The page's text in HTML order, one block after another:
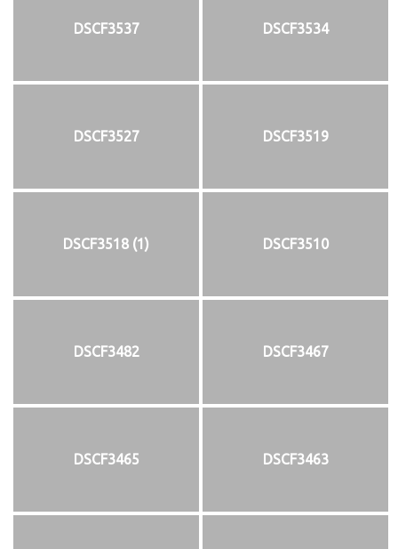
DSCF3537 DSCF3534
DSCF3527 DSCF3519
DSCF3518 (1) DSCF3510
DSCF3482 DSCF3467
DSCF3465 DSCF3463